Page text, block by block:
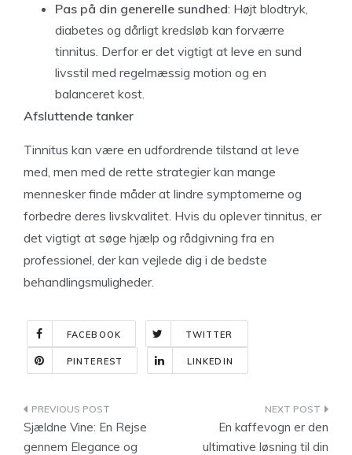
Pas på din generelle sundhed: Højt blodtryk,
diabetes og dårligt kredsløb kan forværre
tinnitus. Derfor er det vigtigt at leve en sund
livsstil med regelmæssig motion og en
balanceret kost.
Afsluttende tanker
Tinnitus kan være en udfordrende tilstand at leve
med, men med de rette strategier kan mange
mennesker finde måder at lindre symptomerne og
forbedre deres livskvalitet. Hvis du oplever tinnitus, er
det vigtigt at søge hjælp og rådgivning fra en
professionel, der kan vejlede dig i de bedste
behandlingsmuligheder.
FACEBOOK TWITTER
PINTEREST LINKEDIN
Indlægsnavigation
Sjældne Vine: En Rejse
gennem Elegance og
En kaffevogn er den
ultimative løsning til din